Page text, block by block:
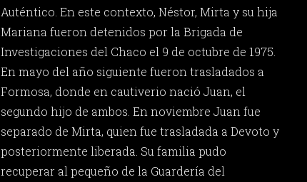
Auténtico. En este contexto, Néstor, Mirta y su hija
Mariana fueron detenidos por la Brigada de
Investigaciones del Chaco el 9 de octubre de 1975.
En mayo del año siguiente fueron trasladados a
Formosa, donde en cautiverio nació Juan, el
segundo hijo de ambos. En noviembre Juan fue
separado de Mirta, quien fue trasladada a Devoto y
posteriormente liberada. Su familia pudo
recuperar al pequeño de la Guardería del